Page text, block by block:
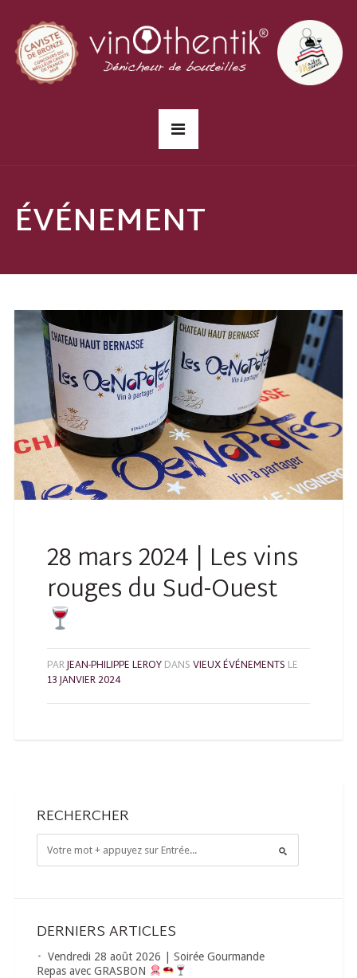
ÉVÉNEMENT
28 mars 2024 | Les vins
rouges du Sud-Ouest
PARJEAN-PHILIPPE LEROYDANSVIEUX ÉVÉNEMENTS LE
13 JANVIER 2024
RECHERCHER
DERNIERS ARTICLES
Vendredi 28 août 2026 | Soirée Gourmande
Repas avec GRASBON